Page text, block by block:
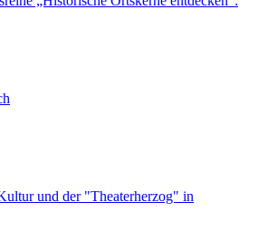
und der "Theaterherzog" in